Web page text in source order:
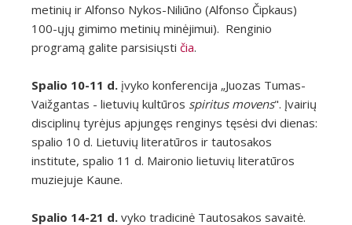
metinių ir Alfonso Nykos-Niliūno (Alfonso Čipkaus)
100-ųjų gimimo metinių minėjimui). Renginio
programą galite parsisiųsti čia.
Spalio 10-11 d. įvyko konferencija „Juozas Tumas-
Vaižgantas - lietuvių kultūros spiritus movens". Įvairių
disciplinų tyrėjus apjungęs renginys tęsėsi dvi dienas:
spalio 10 d. Lietuvių literatūros ir tautosakos
institute, spalio 11 d. Maironio lietuvių literatūros
muziejuje Kaune.
Spalio 14-21 d. vyko tradicinė Tautosakos savaitė.